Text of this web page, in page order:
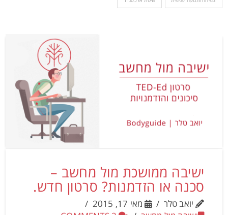
ישיבה ממושכת מול מחשב –
סכנה או הזדמנות? סרטון חדש.
יואב טלר
מאי 17, 2015